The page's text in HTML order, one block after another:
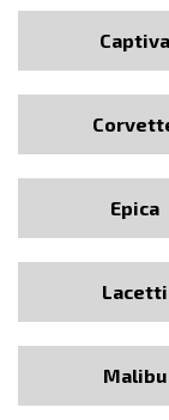
Captiva
Epica
Lacetti
Malibu